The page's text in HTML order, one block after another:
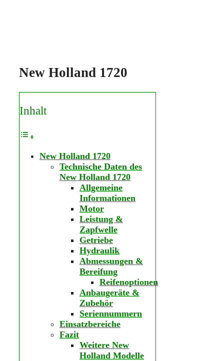
New Holland 1720
Inhalt
New Holland 1720
Technische Daten des
New Holland 1720
Allgemeine
Informationen
Motor
Leistung &
Zapfwelle
Getriebe
Hydraulik
Abmessungen &
Bereifung
Reifenoptionen
Anbaugeräte &
Zubehör
Seriennummern
Einsatzbereiche
Fazit
Weitere New
Holland Modelle